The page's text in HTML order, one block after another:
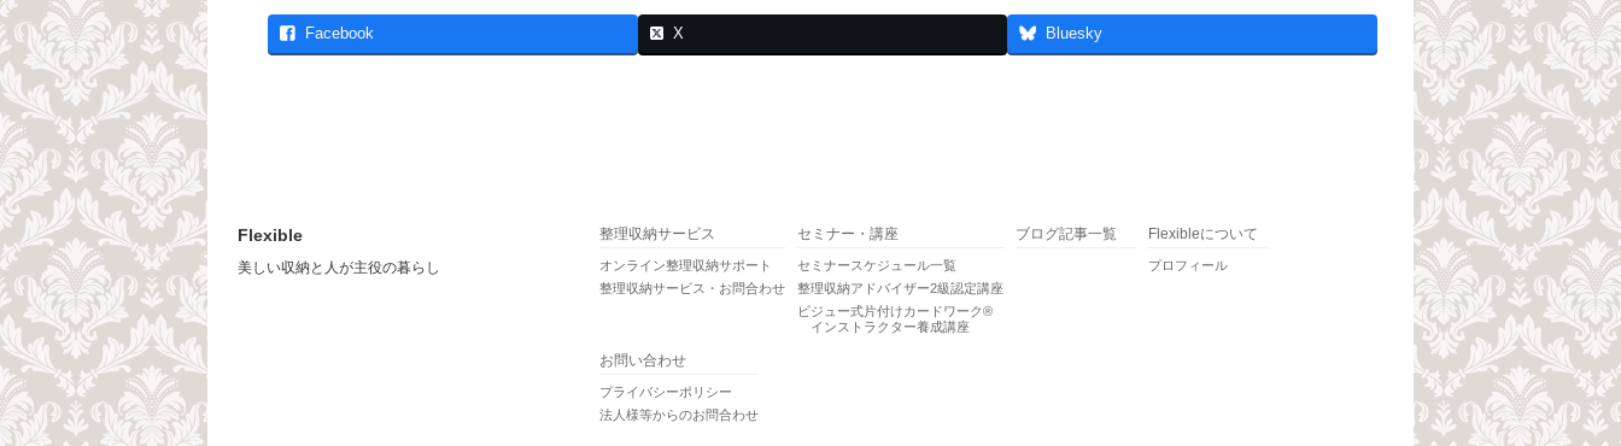
Facebook X Bluesky
Flexible
美しい収納と人が主役の暮らし
整理収納サービス
オンライン整理収納サポート
整理収納サービス・お問合わせ
セミナー・講座
セミナースケジュール一覧
整理収納アドバイザー2級認定講座
ビジュー式片付けカードワーク®
インストラクター養成講座
ブログ記事一覧 Flexibleについて
プロフィール
お問い合わせ
プライバシーポリシー
法人様等からのお問合わせ